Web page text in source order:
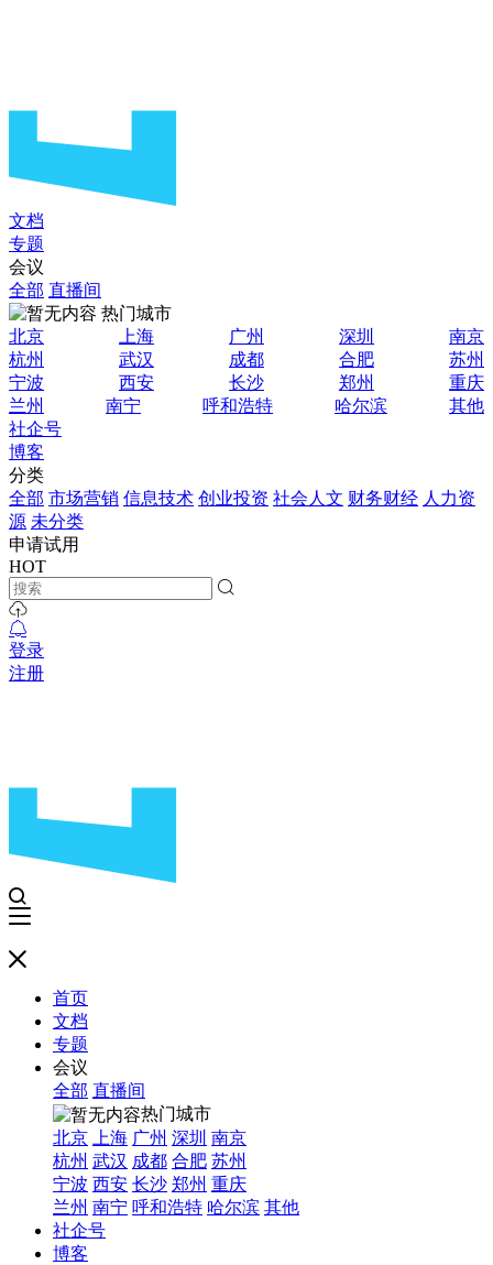
文档
专题
会议
全部 直播间
热门城市
北京
上海 广州 深圳
南京
杭州
武汉 成都 合肥
苏州
宁波
西安 长沙 郑州
重庆
兰州
南宁 呼和浩特 哈尔滨
其他
社企号
博客
分类
全部 市场营销 信息技术 创业投资 社会人文 财务财经 人力资
源 未分类
申请试用
HOT
登录
注册
首页
文档
专题
会议
全部 直播间
热门城市
北京
上海 广州 深圳 南京
杭州 武汉 成都 合肥 苏州
宁波 西安 长沙 郑州 重庆
兰州 南宁 呼和浩特 哈尔滨 其他
社企号
博客